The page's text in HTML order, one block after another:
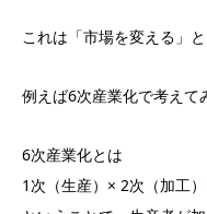
これは「市場を変える」
例えば6次産業化で考えて
6次産業化とは
1次（生産）× 2次（加工